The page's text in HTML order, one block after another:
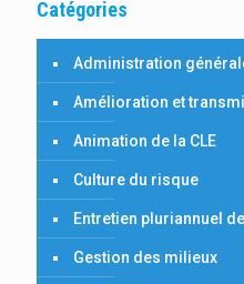
Catégories
Administration
Amélioration et
Animation de la CLE
Culture du risque
Entretien pluriannuel
Gestion des milieux